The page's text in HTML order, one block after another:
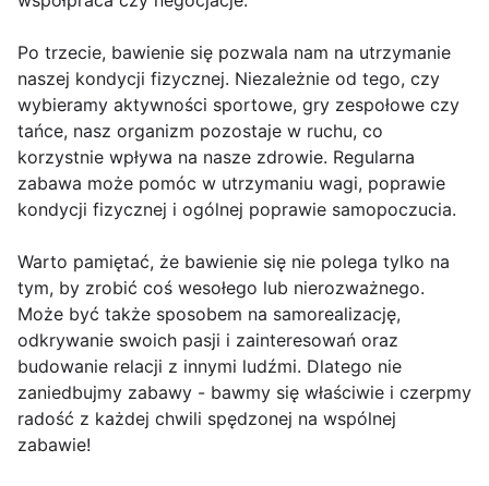
Po trzecie, bawienie się pozwala nam na utrzymanie
naszej kondycji fizycznej. Niezależnie od tego, czy
wybieramy aktywności sportowe, gry zespołowe czy
tańce, nasz organizm pozostaje w ruchu, co
korzystnie wpływa na nasze zdrowie. Regularna
zabawa może pomóc w utrzymaniu wagi, poprawie
kondycji fizycznej i ogólnej poprawie samopoczucia.
Warto pamiętać, że bawienie się nie polega tylko na
tym, by zrobić coś wesołego lub nierozważnego.
Może być także sposobem na samorealizację,
odkrywanie swoich pasji i zainteresowań oraz
budowanie relacji z innymi ludźmi. Dlatego nie
zaniedbujmy zabawy - bawmy się właściwie i czerpmy
radość z każdej chwili spędzonej na wspólnej
zabawie!